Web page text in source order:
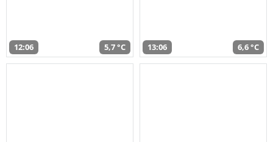
12:06 5,7 °C 13:06 6,6 °C